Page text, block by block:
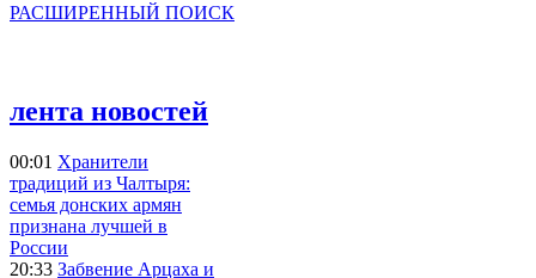
РАСШИРЕННЫЙ ПОИСК
лента новостей
00:01 Хранители
традиций из Чалтыря:
семья донских армян
признана лучшей в
России
20:33 Забвение Арцаха и